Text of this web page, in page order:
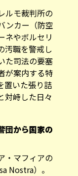
ルモ裁判所の
ンカー（防空
ネやボルセリ
汚職を警戒し
た司法の要塞
が案内する特
置いた張り詰
対峙した日々
団から国家の
・マフィアの
Nostra）。